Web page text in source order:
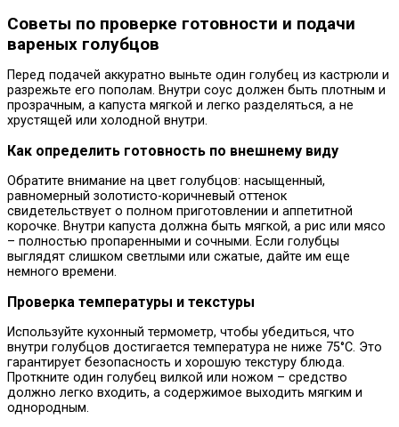
Советы по проверке готовности и подачи
вареных голубцов
Перед подачей аккуратно выньте один голубец из кастрюли и
разрежьте его пополам. Внутри соус должен быть плотным и
прозрачным, а капуста мягкой и легко разделяться, а не
хрустящей или холодной внутри.
Как определить готовность по внешнему виду
Обратите внимание на цвет голубцов: насыщенный,
равномерный золотисто-коричневый оттенок
свидетельствует о полном приготовлении и аппетитной
корочке. Внутри капуста должна быть мягкой, а рис или мясо
– полностью пропаренными и сочными. Если голубцы
выглядят слишком светлыми или сжатые, дайте им еще
немного времени.
Проверка температуры и текстуры
Используйте кухонный термометр, чтобы убедиться, что
внутри голубцов достигается температура не ниже 75°C. Это
гарантирует безопасность и хорошую текстуру блюда.
Проткните один голубец вилкой или ножом – средство
должно легко входить, а содержимое выходить мягким и
однородным.